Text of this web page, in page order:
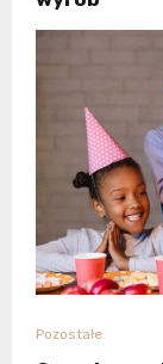
Pozostałe